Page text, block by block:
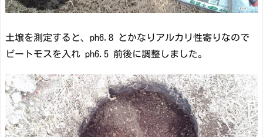
土壌を測定すると、ph6.8 とかなりアルカリ性寄りなので
ピートモスを入れ ph6.5 前後に調整しました。